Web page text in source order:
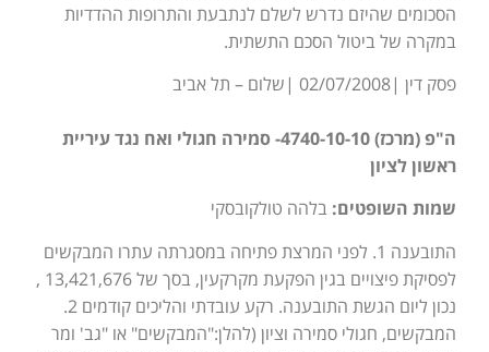
הסכומים שהיזם נדרש לשלם לנתבעת והתרופות ההדדיות
במקרה של ביטול הסכם התשתית.
פסק דין |02/07/2008 |שלום – תל אביב
ה"פ (מרכז) 4740-10-10- סמירה חגולי ואח נגד עיריית
ראשון לציון
שמות השופטים: בלהה טולקובסקי
התובענה 1. לפני המרצת פתיחה במסגרתה עתרו המבקשים
לפסיקת פיצויים בגין הפקעת מקרקעין, בסך של 13,421,676 ,
נכון ליום הגשת התובענה. רקע עובדתי והליכים קודמים 2.
המבקשים, חגולי סמירה וציון (להלן:"המבקשים" או "גב' ומר